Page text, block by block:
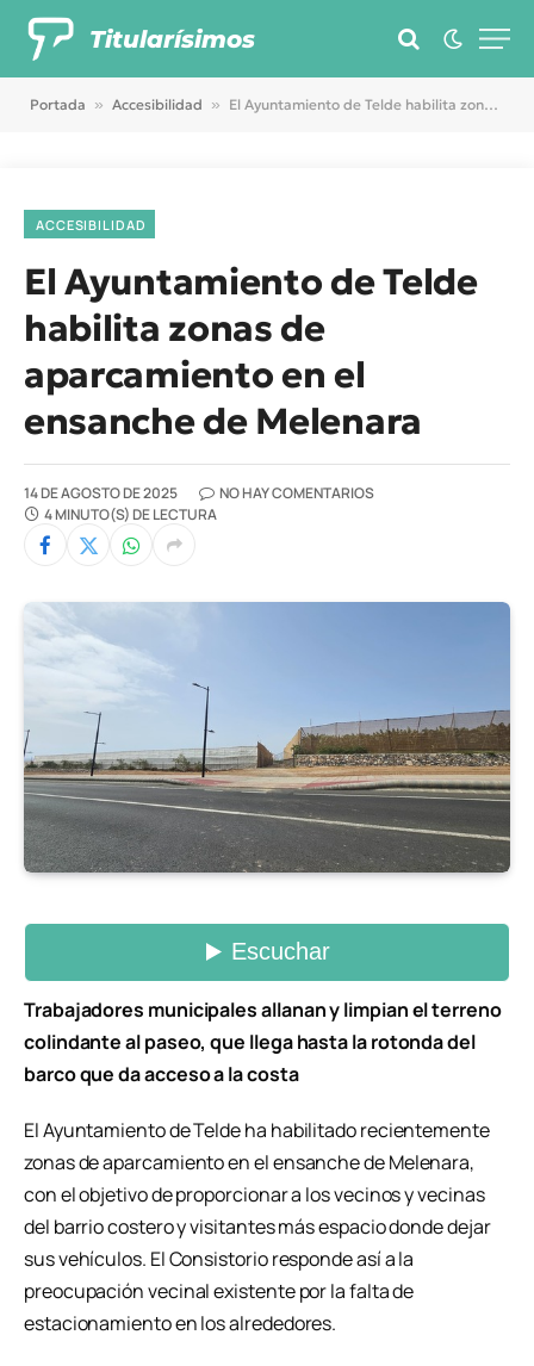
Titularísimos
Portada » Accesibilidad » El Ayuntamiento de Telde habilita zonas de aparcamiento en el ensanche de Melenara
ACCESIBILIDAD
El Ayuntamiento de Telde
habilita zonas de
aparcamiento en el
ensanche de Melenara
14 DE AGOSTO DE 2025
NO HAY COMENTARIOS
4 MINUTO(S) DE LECTURA
Trabajadores municipales allanan y limpian el terreno
colindante al paseo, que llega hasta la rotonda del
barco que da acceso a la costa
El Ayuntamiento de Telde ha habilitado recientemente
zonas de aparcamiento en el ensanche de Melenara,
con el objetivo de proporcionar a los vecinos y vecinas
del barrio costero y visitantes más espacio donde dejar
sus vehículos. El Consistorio responde así a la
preocupación vecinal existente por la falta de
estacionamiento en los alrededores.